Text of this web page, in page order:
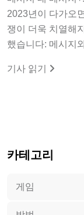
2023년이 다가오
쟁이 더욱 치열해
했습니다: 메시지
기사 읽기
카테고리
게임